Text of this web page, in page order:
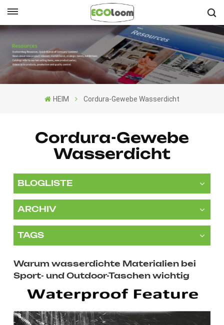
English
Français
HEIM Cordura-Gewebe Wasserdicht
Cordura-Gewebe
Wasserdicht
BLOGLISTE
ARCHIV
TAGS
Warum wasserdichte Materialien bei
Sport- und Outdoor-Taschen wichtig
sind